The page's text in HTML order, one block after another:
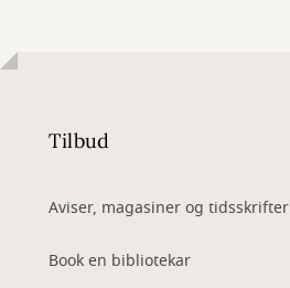
Tilbud
Aviser, magasiner og tidsskrifter
Book en bibliotekar